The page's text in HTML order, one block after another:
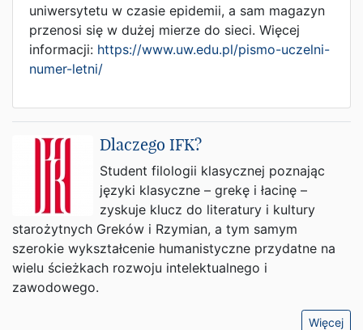
uniwersytetu w czasie epidemii, a sam magazyn
przenosi się w dużej mierze do sieci. Więcej
informacji: https://www.uw.edu.pl/pismo-uczelni-
numer-letni/
Dlaczego IFK?
Student filologii klasycznej poznając
języki klasyczne – grekę i łacinę –
zyskuje klucz do literatury i kultury
starożytnych Greków i Rzymian, a tym samym
szerokie wykształcenie humanistyczne przydatne na
wielu ścieżkach rozwoju intelektualnego i
zawodowego.
Więcej